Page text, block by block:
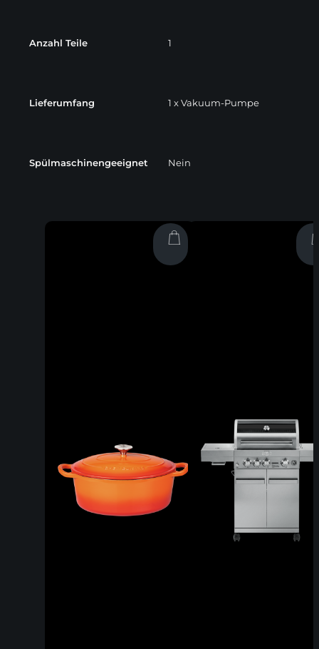
Anzahl Teile 1
Lieferumfang 1 x Vakuum-Pumpe
Spülmaschinengeeignet Nein